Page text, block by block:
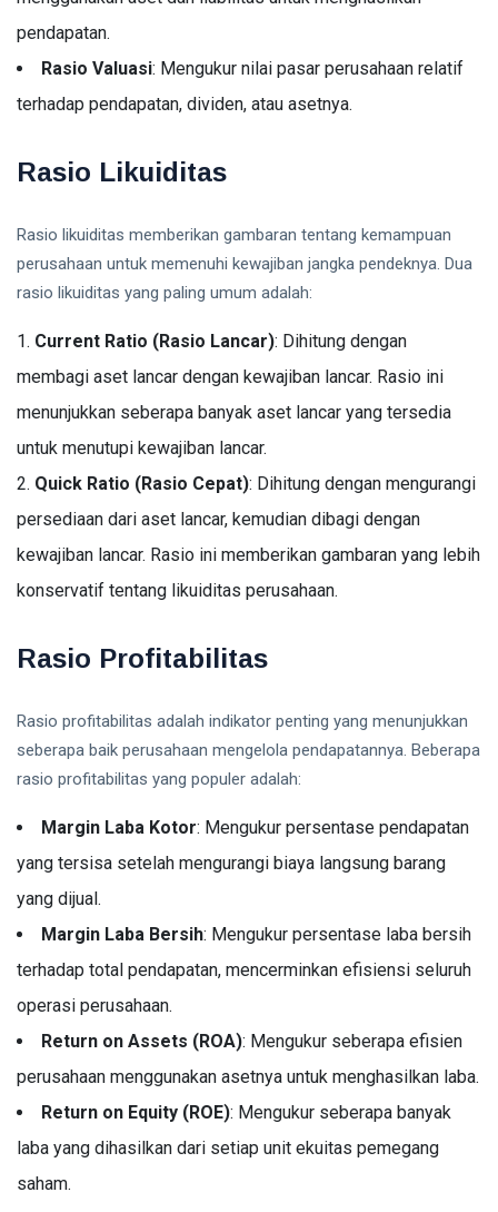
pendapatan.
Rasio Valuasi: Mengukur nilai pasar perusahaan relatif
terhadap pendapatan, dividen, atau asetnya.
Rasio Likuiditas
Rasio likuiditas memberikan gambaran tentang kemampuan
perusahaan untuk memenuhi kewajiban jangka pendeknya. Dua
rasio likuiditas yang paling umum adalah:
Current Ratio (Rasio Lancar): Dihitung dengan
membagi aset lancar dengan kewajiban lancar. Rasio ini
menunjukkan seberapa banyak aset lancar yang tersedia
untuk menutupi kewajiban lancar.
Quick Ratio (Rasio Cepat): Dihitung dengan mengurangi
persediaan dari aset lancar, kemudian dibagi dengan
kewajiban lancar. Rasio ini memberikan gambaran yang lebih
konservatif tentang likuiditas perusahaan.
Rasio Profitabilitas
Rasio profitabilitas adalah indikator penting yang menunjukkan
seberapa baik perusahaan mengelola pendapatannya. Beberapa
rasio profitabilitas yang populer adalah:
Margin Laba Kotor: Mengukur persentase pendapatan
yang tersisa setelah mengurangi biaya langsung barang
yang dijual.
Margin Laba Bersih: Mengukur persentase laba bersih
terhadap total pendapatan, mencerminkan efisiensi seluruh
operasi perusahaan.
Return on Assets (ROA): Mengukur seberapa efisien
perusahaan menggunakan asetnya untuk menghasilkan laba.
Return on Equity (ROE): Mengukur seberapa banyak
laba yang dihasilkan dari setiap unit ekuitas pemegang
saham.